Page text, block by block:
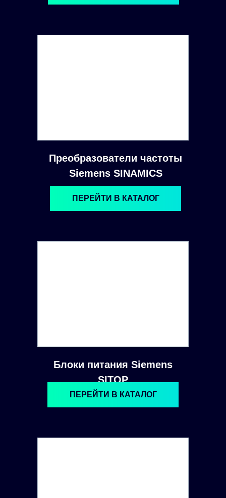
Преобразователи частоты
Siemens SINAMICS
Блоки питания Siemens
SITOP
ПЕРЕЙТИ В КАТАЛОГ
ПЕРЕЙТИ В КАТАЛОГ